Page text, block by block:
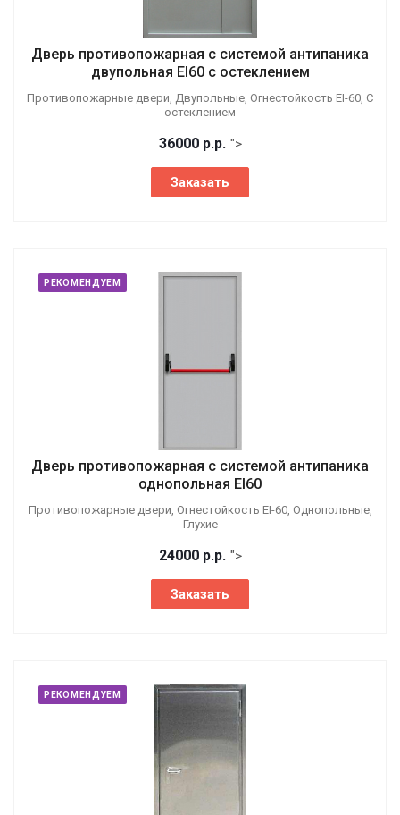
Дверь противопожарная с системой антипаника
двупольная EI60 с остеклением
Противопожарные двери, Двупольные, Огнестойкость EI-60, С
остеклением
36000 р.р. ">
Заказать
РЕКОМЕНДУЕМ
Дверь противопожарная с системой антипаника
однопольная EI60
Противопожарные двери, Огнестойкость EI-60, Однопольные,
Глухие
24000 р.р. ">
Заказать
РЕКОМЕНДУЕМ